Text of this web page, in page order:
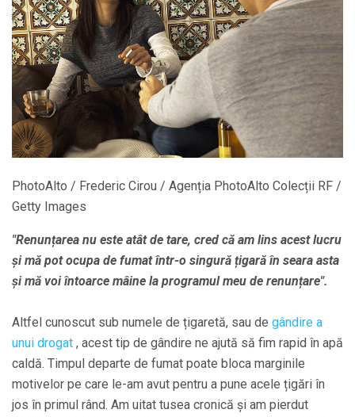
PhotoAlto / Frederic Cirou / Agenția PhotoAlto Colecții RF /
Getty Images
"Renunțarea nu este atât de tare, cred că am lins acest lucru
și mă pot ocupa de fumat într-o singură țigară în seara asta
și mă voi întoarce mâine la programul meu de renunțare".
Altfel cunoscut sub numele de țigaretă, sau de gândire a
unui drogat , acest tip de gândire ne ajută să fim rapid în apă
caldă. Timpul departe de fumat poate bloca marginile
motivelor pe care le-am avut pentru a pune acele țigări în
jos în primul rând. Am uitat tusea cronică și am pierdut